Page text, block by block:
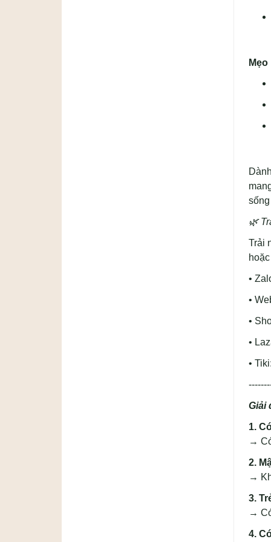
🌿
Trải
hoặc
•
•
•
•
•
Giải
1.
→
2.
→
3.
→
4.